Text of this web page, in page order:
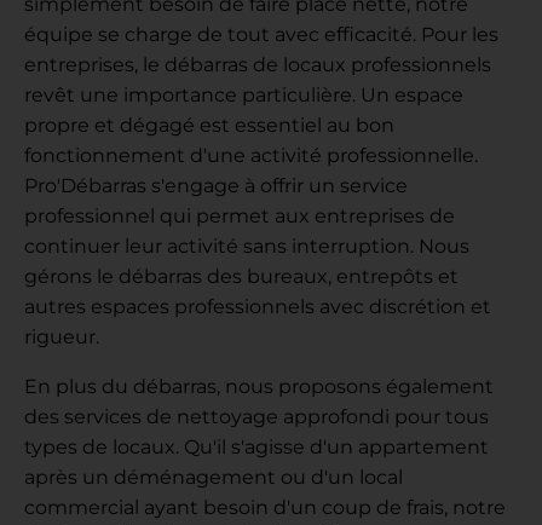
équipe se charge de tout avec efficacité. Pour les
entreprises, le débarras de locaux professionnels
revêt une importance particulière. Un espace
propre et dégagé est essentiel au bon
fonctionnement d'une activité professionnelle.
Pro'Débarras s'engage à offrir un service
professionnel qui permet aux entreprises de
continuer leur activité sans interruption. Nous
gérons le débarras des bureaux, entrepôts et
autres espaces professionnels avec discrétion et
rigueur.
En plus du débarras, nous proposons également
des services de nettoyage approfondi pour tous
types de locaux. Qu'il s'agisse d'un appartement
après un déménagement ou d'un local
commercial ayant besoin d'un coup de frais, notre